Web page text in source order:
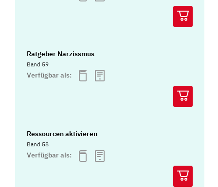
Ratgeber Narzissmus
Band 59
Verfügbar als:
Ressourcen aktivieren
Band 58
Verfügbar als: